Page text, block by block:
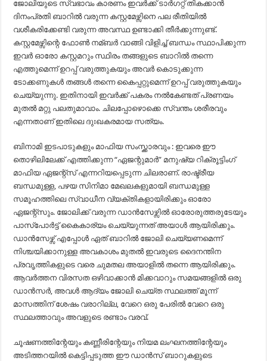
ജോലിയുടെ സ്വഭാവം കാരണം ഇവര്‍ക്ക് ടാര്‍ഗറ്റ് തികക്കാന്‍
ദിനംപ്രതി ബാറില്‍ വരുന്ന കസ്റ്റമേഴ്സിനെ പല രീതിയില്‍
വശീകരിക്കേണ്ടി വരുന്ന അവസ്ഥ ഉണ്ടാക്കി തീര്‍ക്കുന്നുണ്ട്.
കസ്റ്റമേഴ്സിന്റെ ഫോണ്‍ നമ്ബര്‍ വാങ്ങി വിളിച്ച്‌ ബന്ധം സ്ഥാപിക്കുന്ന
ഇവര്‍ ഓരോ കസ്റ്റമറും സ്ഥിരം തങ്ങളുടെ ബാറില്‍ തന്നെ
എത്തുമെന്ന് ഉറപ്പ് വരുത്തുകയും അവര്‍ കൊടുക്കുന്ന
ടോക്കണുകള്‍ തങ്ങള്‍ തന്നെ കൈപ്പറ്റുമെന്ന് ഉറപ്പ് വരുത്തുകയും
ചെയ്യുന്നു. ഇതിനായി ഇവര്‍ക്ക് പകരം നല്‍കേണ്ടത് പ്രണയം
മുതല്‍ മറ്റു പലതുമാവാം. ചിലപ്പോഴൊക്കെ സ്വന്തം ശരീരവും
എന്നതാണ് ഇതിലെ ദുഃഖകരമായ സത്യം.
ബിനാമി ഇടപാടുകളും മാഫിയ സംസ്ക്കാരവും : ഇവരെ ഈ
തൊഴിലിലേക്ക് എത്തിക്കുന്ന “ഏജന്റുമാര്‍” മനുഷ്യ റിക്രൂട്ടിംഗ്
മാഫിയ ഏജന്റ്സ് എന്നറിയപ്പെടുന്ന ചിലരാണ്. രാഷ്ട്രീയ
ബന്ധമുള്ള, പഴയ സിനിമാ മേഖലകളുമായി ബന്ധമുള്ള
സമൂഹത്തിലെ സ്വാധീന വ്യക്തികളായിരിക്കും ഓരോ
ഏജന്റ്സും. ജോലിക്ക് വരുന്ന ഡാന്‍സേഴ്സില്‍ ഓരോരുത്തരുടേയും
പാസ്പോര്‍ട്ട് കൈകാര്യം ചെയ്യുന്നത് അയാള്‍ ആയിരിക്കും.
ഡാന്‍സേഴ്സ് എപ്പോള്‍ ഏത് ബാറില്‍ ജോലി ചെയ്യണമെന്ന്
നിശ്ചയിക്കാനുള്ള അവകാശം മുതല്‍ ഇവരുടെ ദൈനന്തിന
പ്രവൃത്തികളുടെ വരെ ചുമതല അയാളില്‍ തന്നെ ആയിരിക്കും.
ആവര്‍ത്തന വിരസത ഒഴിവാക്കാന്‍ മിക്കവാറും സമയങ്ങളില്‍ ഒരു
ഡാന്‍സര്‍, അവള്‍ ആദ്യം ജോലി ചെയ്ത സ്ഥലത്ത് മൂന്ന്
മാസത്തിന് ശേഷം വരാറില്ല, വേറെ ഒരു പേരില്‍ വേറെ ഒരു
സ്ഥലത്താവും അവളുടെ രണ്ടാം വരവ്.
ചൂഷണത്തിന്റേയും കണ്ണീരിന്റേയും നിയമ ലംഘനത്തിന്റേയും
അടിത്തറയില്‍ കെട്ടിപ്പടുത്ത ഈ ഡാന്‍സ് ബാറുകളുടെ